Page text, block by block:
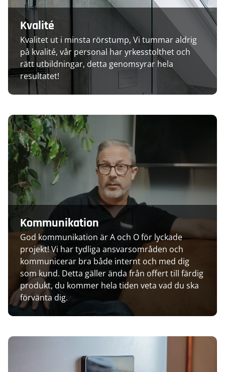
Kvalité
Kvalitet ut i minsta rörstump, Vi tummar aldrig
på kvalité, vår personal har yrkesstolthet och
rätt utbildningar, detta genomsyrar hela
resultatet!
Kommunikation
God kommunikation är A och O för lyckade
projekt! Vi har tydliga ansvarsområden och
kommunicerar bra både internt och med dig
som kund. Detta gäller ända från offert till färdig
produkt, du kommer hela tiden veta vad du ska
förvänta dig.